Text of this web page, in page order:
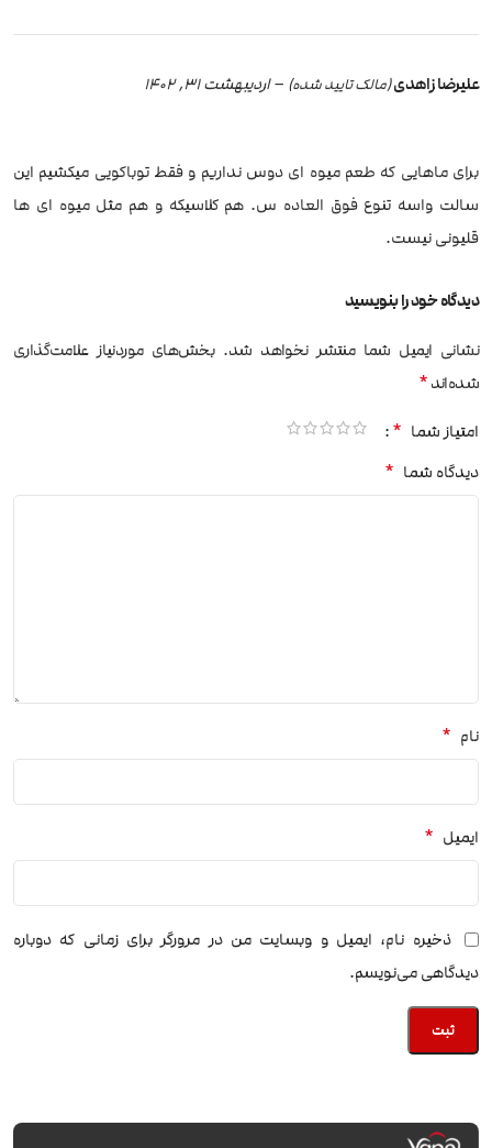
علیرضا زاهدی(مالک تایید شده) –اردیبهشت 31, 1402
برای ماهایی که طعم میوه ای دوس نداریم و فقط توباکویی میکشیم این
سالت واسه تنوع فوق العاده س. هم کلاسیکه و هم مثل میوه ای ها
قلیونی نیست.
دیدگاه خود را بنویسید
نشانی ایمیل شما منتشر نخواهد شد. بخش‌های موردنیاز علامت‌گذاری
شده‌اند*
امتیاز شما *
دیدگاه شما *
نام *
ایمیل *
ذخیره نام، ایمیل و وبسایت من در مرورگر برای زمانی که دوباره
دیدگاهی می‌نویسم.